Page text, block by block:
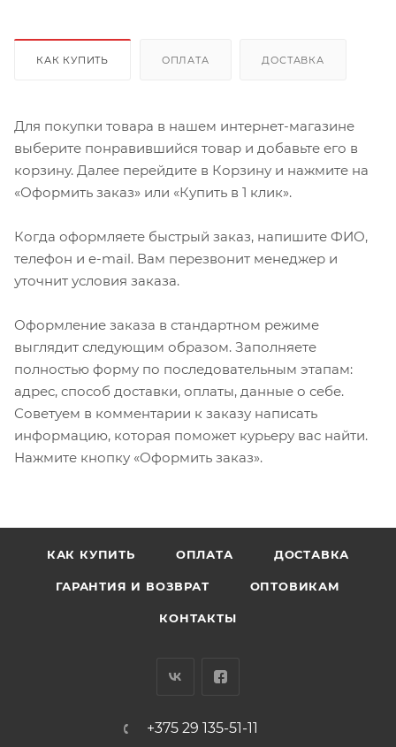
КАК КУПИТЬ ОПЛАТА ДОСТАВКА
Для покупки товара в нашем интернет-магазине
выберите понравившийся товар и добавьте его в
корзину. Далее перейдите в Корзину и нажмите на
«Оформить заказ» или «Купить в 1 клик».
Когда оформляете быстрый заказ, напишите ФИО,
телефон и e-mail. Вам перезвонит менеджер и
уточнит условия заказа.
Оформление заказа в стандартном режиме
выглядит следующим образом. Заполняете
полностью форму по последовательным этапам:
адрес, способ доставки, оплаты, данные о себе.
Советуем в комментарии к заказу написать
информацию, которая поможет курьеру вас найти.
Нажмите кнопку «Оформить заказ».
КАК КУПИТЬ ОПЛАТА ДОСТАВКА
ГАРАНТИЯ И ВОЗВРАТ ОПТОВИКАМ
КОНТАКТЫ
+375 29 135-51-11